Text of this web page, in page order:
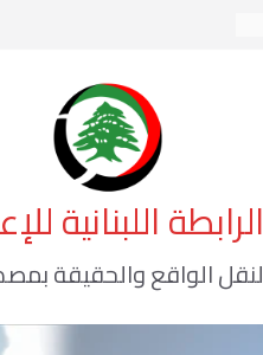
الرابطة اللبنانية
لنقل الواقع والحقيقة